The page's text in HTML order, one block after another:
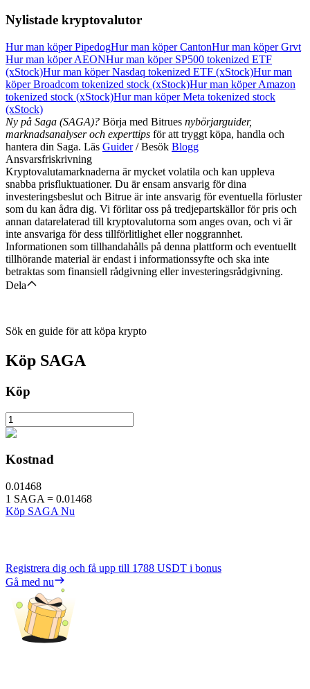
Nylistade kryptovalutor
Hur man köper PipedogHur man köper CantonHur man köper Grvt
Hur man köper AEONHur man köper SP500 tokenized ETF
(xStock)Hur man köper Nasdaq tokenized ETF (xStock)Hur man
köper Broadcom tokenized stock (xStock)Hur man köper Amazon
tokenized stock (xStock)Hur man köper Meta tokenized stock
(xStock)
Ny på Saga (SAGA)? Börja med Bitrues nybörjarguider,
marknadsanalyser och experttips för att tryggt köpa, handla och
hantera din Saga. Läs Guider/ Besök Blogg
Ansvarsfriskrivning
Kryptovalutamarknaderna är mycket volatila och kan uppleva
snabba prisfluktuationer. Du är ensam ansvarig för dina
investeringsbeslut och Bitrue är inte ansvarig för eventuella förluster
som du kan ådra dig. Vi förlitar oss på tredjepartskällor för pris och
annan datarelaterad till kryptovalutorna som anges ovan, och vi är
inte ansvariga för dess tillförlitlighet eller noggrannhet.
Informationen som tillhandahålls på denna plattform och eventuellt
tillhörande material är endast i informationssyfte och ska inte
betraktas som finansiell rådgivning eller investeringsrådgivning.
Dela
Sök en guide för att köpa krypto
Köp SAGA
Köp
Kostnad
0.01468
1 SAGA = 0.01468
Köp SAGA Nu
Registrera dig och få upp till 1788 USDT i bonus
Gå med nu